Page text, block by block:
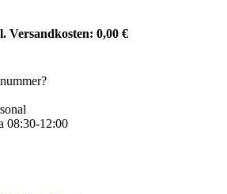
Versandkosten: 0,00 €
08:30-12:00